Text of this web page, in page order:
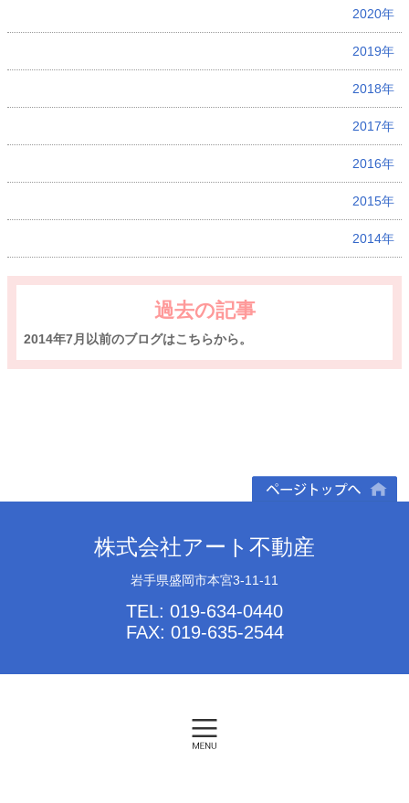
2020年
2019年
2018年
2017年
2016年
2015年
2014年
過去の記事
2014年7月以前のブログはこちらから。
株式会社アート不動産
岩手県盛岡市本宮3-11-11
TEL: 019-634-0440
FAX: 019-635-2544